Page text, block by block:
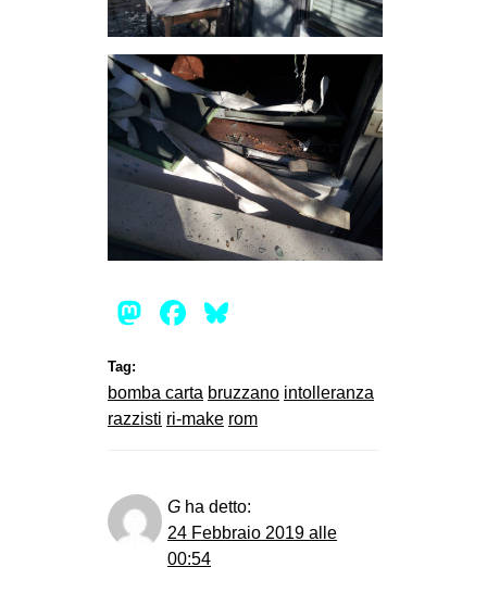
Mastodon
Facebook
Tag:
bomba carta bruzzano intolleranza
razzisti ri-make rom
G ha detto:
24 Febbraio 2019 alle
00:54